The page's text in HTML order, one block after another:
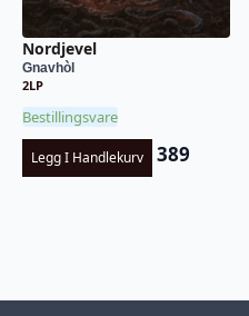
Nordjevel
Gnavhòl
2LP
Bestillingsvare
Legg I Handlekurv 389